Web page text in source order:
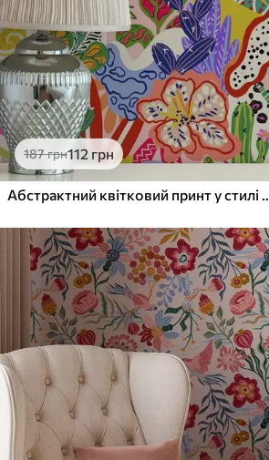
187грн112 грн
Абстрактний